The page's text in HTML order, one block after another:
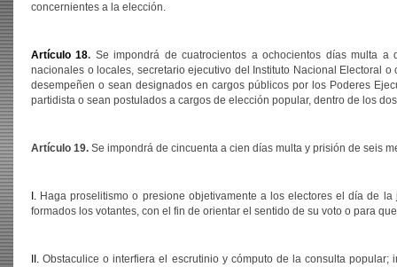
concernientes a la elección.
Artículo 18. Se impondrá de cuatrocientos a ochocientos días multa a
nacionales o locales, secretario ejecutivo del Instituto Nacional Electoral
desempeñen o sean designados en cargos públicos por los Poderes
partidista o sean postulados a cargos de elección popular, dentro de los
Artículo 19. Se impondrá de cincuenta a cien días multa y prisión de seis
I. Haga proselitismo o presione objetivamente a los electores el día de
formados los votantes, con el fin de orientar el sentido de su voto o para
II.Obstaculice o interfiera el escrutinio y cómputo de la consulta